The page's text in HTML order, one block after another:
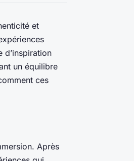
et
d’inspiration
un équilibre
ces
Après